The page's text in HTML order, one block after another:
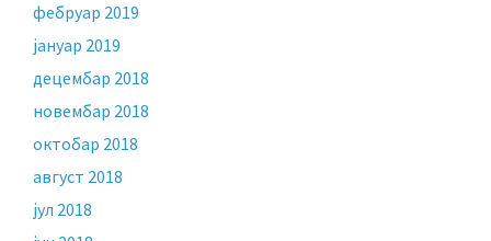
фебруар 2019
јануар 2019
децембар 2018
новембар 2018
октобар 2018
август 2018
јул 2018